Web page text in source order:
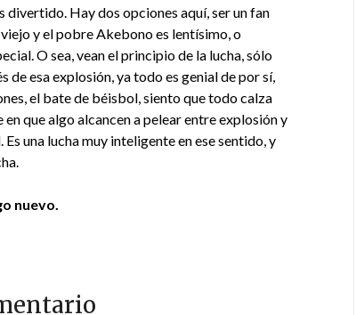
divertido. Hay dos opciones aquí, ser un fan
y el pobre Akebono es lentísimo, o
O sea, vean el principio de la lucha, sólo
de esa explosión, ya todo es genial de por sí,
el bate de béisbol, siento que todo calza
que algo alcancen a pelear entre explosión y
una lucha muy inteligente en ese sentido, y
nuevo.